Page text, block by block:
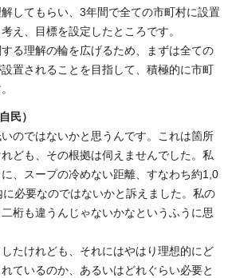
してもらい、3年間で全ての市町村に設置
え、目標を設定したところです。
る理解の輪を広げるため、まずは全ての
置されることを目指して、積極的に市町
民）
のではないかと思うんです。これは箇所
ども、その根拠は伺えませんでした。私
、スープの冷めない距離、すなわち約1,0
必要なのではないかと訴えました。私の
桁も違うんじゃないかなというふうに思
たけれども、それにはやはり理想的にど
ているのか、あるいはどれぐらい必要と